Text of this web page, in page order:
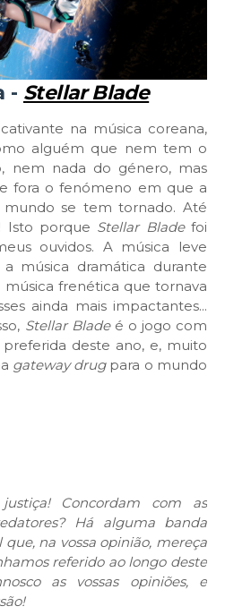
- Stellar Blade
na música coreana,
alguém que nem tem o
nem nada do género, mas
fora o fenómeno em que a
mundo se tem tornado. Até
Isto porque Stellar Bladefoi
ouvidos. A música leve
música dramática durante
frenética que tornava
ainda mais impactantes...
Stellar Bladeé o jogo com
deste ano, e, muito
gateway drugpara o mundo
Concordam com as
Há alguma banda
na vossa opinião, mereça
referido ao longo deste
as vossas opiniões, e